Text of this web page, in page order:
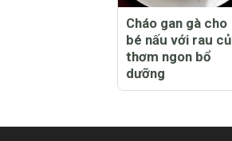
Cháo gan gà cho
bé nấu với rau củ
thơm ngon bổ
dưỡng